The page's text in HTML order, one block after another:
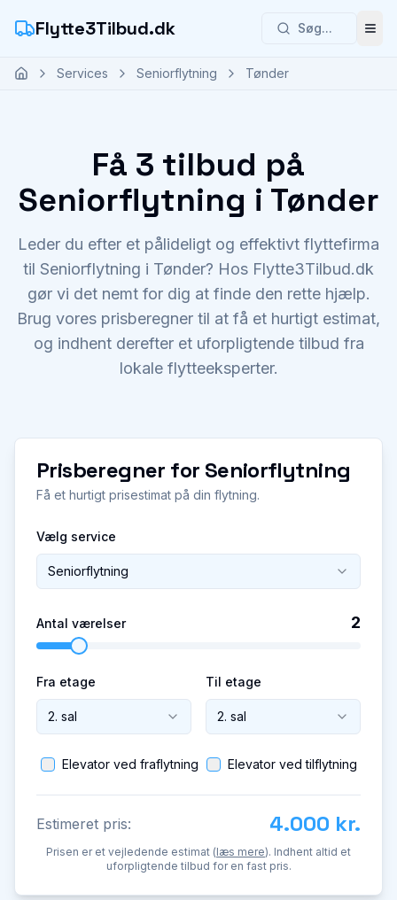
Flytte3Tilbud.dk Søg... Åbn
Services Seniorflytning Tønder
Få 3 tilbud på
Seniorflytning i Tønder
Leder du efter et pålideligt og effektivt flyttefirma
til Seniorflytning i Tønder? Hos Flytte3Tilbud.dk
gør vi det nemt for dig at finde den rette hjælp.
Brug vores prisberegner til at få et hurtigt estimat,
og indhent derefter et uforpligtende tilbud fra
lokale flytteeksperter.
Prisberegner for Seniorflytning
Få et hurtigt prisestimat på din flytning.
Vælg service
Seniorflytning
Antal værelser 2
Fra etage
2. sal
Til etage
2. sal
Elevator ved fraflytning Elevator ved tilflytning
Estimeret pris: 4.000 kr.
Prisen er et vejledende estimat (læs mere). Indhent altid et
uforpligtende tilbud for en fast pris.